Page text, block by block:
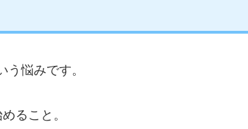
悩みです。
ること。